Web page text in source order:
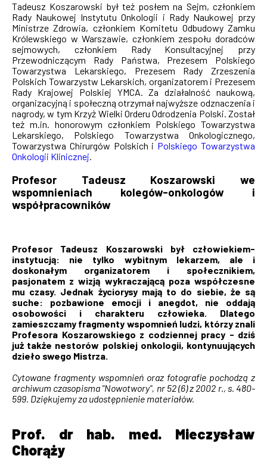
Tadeusz Koszarowski był też posłem na Sejm, członkiem
Rady Naukowej Instytutu Onkologii i Rady Naukowej przy
Ministrze Zdrowia, członkiem Komitetu Odbudowy Zamku
Królewskiego w Warszawie, członkiem zespołu doradców
sejmowych, członkiem Rady Konsultacyjnej przy
Przewodniczącym Rady Państwa, Prezesem Polskiego
Towarzystwa Lekarskiego, Prezesem Rady Zrzeszenia
Polskich Towarzystw Lekarskich, organizatorem i Prezesem
Rady Krajowej Polskiej YMCA. Za działalność naukową,
organizacyjną i społeczną otrzymał najwyższe odznaczenia i
nagrody, w tym Krzyż Wielki Orderu Odrodzenia Polski. Został
też m.in. honorowym członkiem Polskiego Towarzystwa
Lekarskiego, Polskiego Towarzystwa Onkologicznego,
Towarzystwa Chirurgów Polskich i Polskiego Towarzystwa
Onkologii Klinicznej.
Profesor Tadeusz Koszarowski we
wspomnieniach kolegów-onkologów i
współpracowników
Profesor Tadeusz Koszarowski był człowiekiem-
instytucją: nie tylko wybitnym lekarzem, ale i
doskonałym organizatorem i społecznikiem,
pasjonatem z wizją wykraczającą poza współczesne
mu czasy. Jednak życiorysy mają to do siebie, że są
suche: pozbawione emocji i anegdot, nie oddają
osobowości i charakteru człowieka. Dlatego
zamieszczamy fragmenty wspomnień ludzi, którzy znali
Profesora Koszarowskiego z codziennej pracy - dziś
już także nestorów polskiej onkologii, kontynuujących
dzieło swego Mistrza.
Cytowane fragmenty wspomnień oraz fotografie pochodzą z
archiwum czasopisma "Nowotwory", nr 52 (6) z 2002 r., s. 480-
599. Dziękujemy za udostępnienie materiałów.
Prof. dr hab. med. Mieczysław
Chorąży